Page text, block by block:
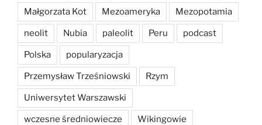
Małgorzata Kot Mezoameryka Mezopotamia
neolit Nubia paleolit Peru podcast
Polska popularyzacja
Przemysław Trześniowski Rzym
Uniwersytet Warszawski
wczesne średniowiecze Wikingowie